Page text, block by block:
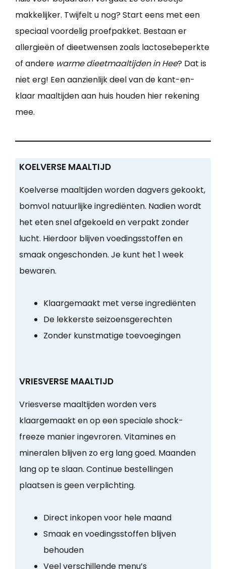
makkelijker. Twijfelt u nog? Start eens met een
speciaal voordelig proefpakket. Bestaan er
allergieën of dieetwensen zoals lactosebeperkte
of andere warme dieetmaaltijden in Hee? Dat is
niet erg! Een aanzienlijk deel van de kant-en-
klaar maaltijden aan huis houden hier rekening
mee.
KOELVERSE MAALTIJD
Koelverse maaltijden worden dagvers gekookt,
bomvol natuurlijke ingrediënten. Nadien wordt
het eten snel afgekoeld en verpakt zonder
lucht. Hierdoor blijven voedingsstoffen en
smaak ongeschonden. Je kunt het 1 week
bewaren.
Klaargemaakt met verse ingrediënten
De lekkerste seizoensgerechten
Zonder kunstmatige toevoegingen
VRIESVERSE MAALTIJD
Vriesverse maaltijden worden vers
klaargemaakt en op een speciale shock-
freeze manier ingevroren. Vitamines en
mineralen blijven zo erg lang goed. Maanden
lang op te slaan. Continue bestellingen
plaatsen is geen verplichting.
Direct inkopen voor hele maand
Smaak en voedingsstoffen blijven
behouden
Veel verschillende menu’s